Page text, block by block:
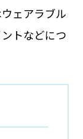
ェアラブル
トなどにつ